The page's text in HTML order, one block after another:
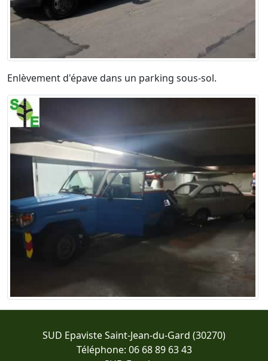
Enlèvement d'épave dans un parking sous-sol.
SUD Epaviste Saint-Jean-du-Gard (30270)
Téléphone: 06 68 89 63 43